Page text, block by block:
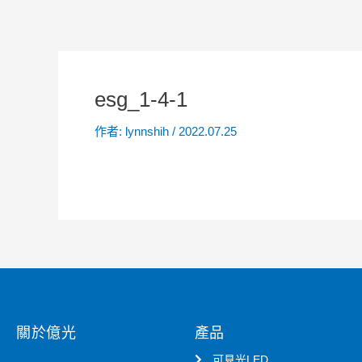
esg_1-4-1
作者: lynnshih / 2022.07.25
關於億光 產品